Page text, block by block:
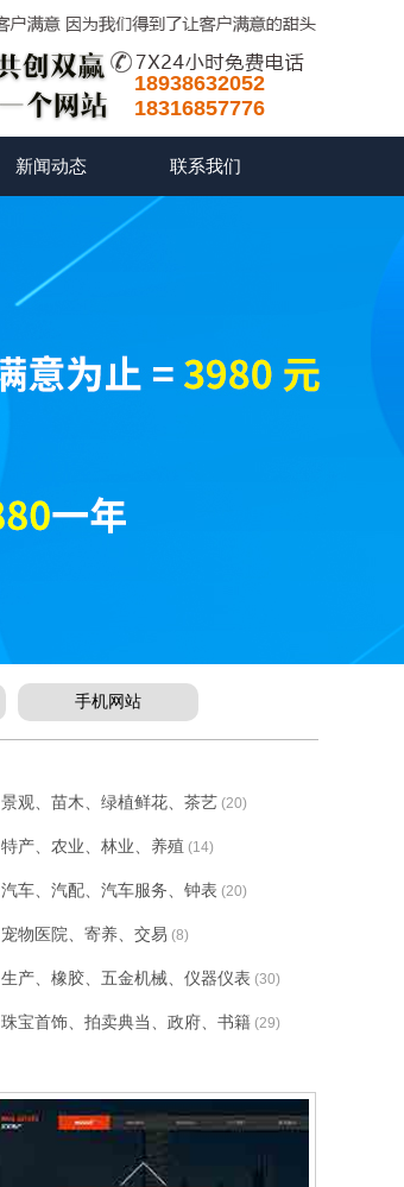
新闻动态 联系我们
18938632052
18316857776
手机网站
景观、苗木、绿植鲜花、茶艺 (20)
特产、农业、林业、养殖 (14)
汽车、汽配、汽车服务、钟表 (20)
宠物医院、寄养、交易 (8)
生产、橡胶、五金机械、仪器仪表 (30)
珠宝首饰、拍卖典当、政府、书籍 (29)